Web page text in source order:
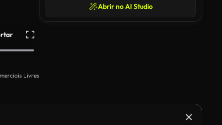
Livres
Abrir no AI Studio